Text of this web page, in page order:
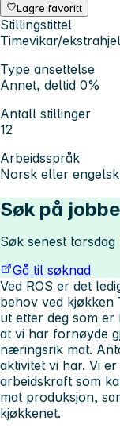
Lagre favoritt
Stillingstittel
Timevikar/
Type ansettelse
Annet, deltid 0%
Antall stillinger
12
Arbeidsspråk
Norsk eller engelsk
Søk på
Søk senest torsdag
Gå til søknad
Ved ROS er det
behov ved kjøkken
ut etter deg som
at vi har fornøyde
næringsrik mat.
aktivitet vi har. Vi
arbeidskraft som
mat produksjon,
kjøkkenet.